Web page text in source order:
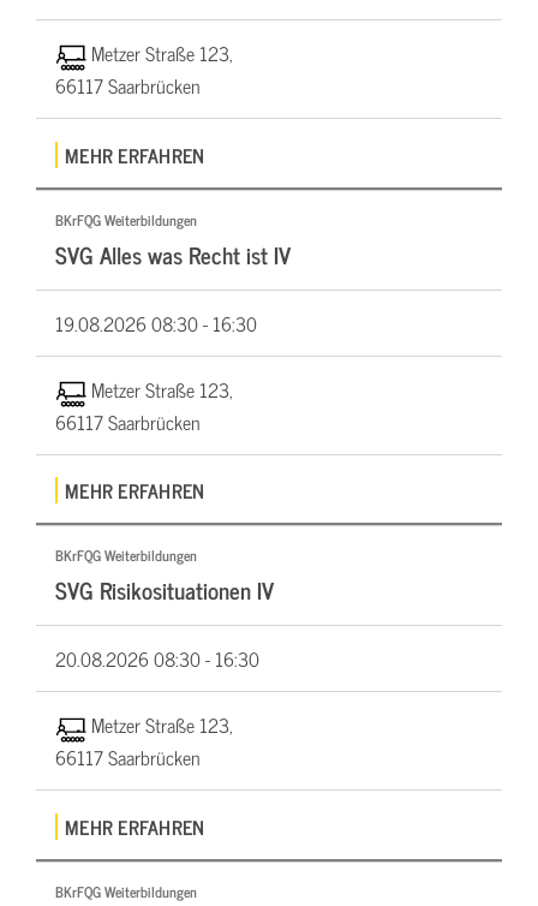
Metzer Straße 123,
66117 Saarbrücken
MEHR ERFAHREN
BKrFQG Weiterbildungen
SVG Alles was Recht ist IV
19.08.202608:30 - 16:30
Metzer Straße 123,
66117 Saarbrücken
MEHR ERFAHREN
BKrFQG Weiterbildungen
SVG Risikosituationen IV
20.08.202608:30 - 16:30
Metzer Straße 123,
66117 Saarbrücken
MEHR ERFAHREN
BKrFQG Weiterbildungen